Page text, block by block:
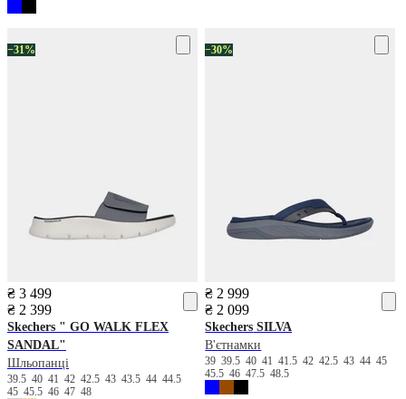
−31%
₴ 3 499
₴ 2 399
Skechers " GO WALK FLEX
SANDAL"
Шльопанці
39.5 40 41 42 42.5 43 43.5 44 44.5
45 45.5 46 47 48
−30%
₴ 2 999
₴ 2 099
Skechers SILVA
В'єтнамки
3939.5404141.54242.5434445
45.54647.548.5